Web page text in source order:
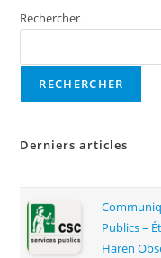
Rechercher
RECHERCHER
Derniers articles
Publics –
Haren